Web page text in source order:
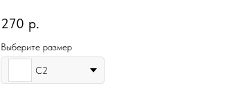
270 р.
Выберите размер
C2